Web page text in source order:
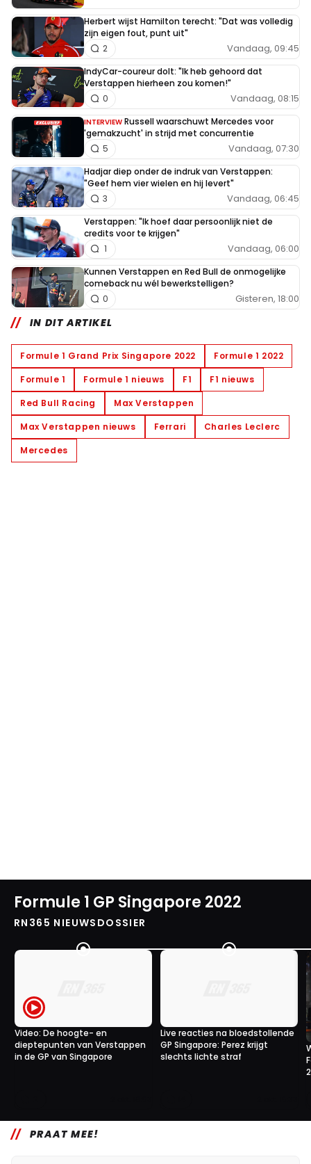
Herbert wijst Hamilton terecht: "Dat was volledig
zijn eigen fout, punt uit"
Vandaag, 09:45
2
IndyCar-coureur dolt: "Ik heb gehoord dat
Verstappen hierheen zou komen!"
Vandaag, 08:15
0
INTERVIEW Russell waarschuwt Mercedes voor
'gemakzucht' in strijd met concurrentie
Vandaag, 07:30
5
Hadjar diep onder de indruk van Verstappen:
"Geef hem vier wielen en hij levert"
Vandaag, 06:45
3
Verstappen: "Ik hoef daar persoonlijk niet de
credits voor te krijgen"
Vandaag, 06:00
1
Kunnen Verstappen en Red Bull de onmogelijke
comeback nu wél bewerkstelligen?
Gisteren, 18:00
0
IN DIT ARTIKEL
Formule 1 Grand Prix Singapore 2022
Formule 1 2022
Formule 1
Formule 1 nieuws F1
F1 nieuws
Red Bull Racing
Max Verstappen
Max Verstappen nieuws
Ferrari
Charles Leclerc
Mercedes
Formule 1 GP Singapore 2022
RN365 NIEUWSDOSSIER
Video: De hoogte- en
dieptepunten van Verstappen
in de GP van Singapore
Live reacties na bloedstollende
GP Singapore: Perez krijgt
slechts lichte straf
PRAAT MEE!